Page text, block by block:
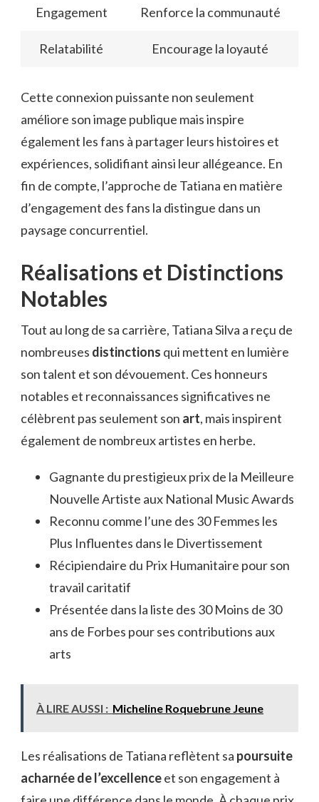
Engagement Renforce la communauté
Relatabilité Encourage la loyauté
Cette connexion puissante non seulement
améliore son image publique mais inspire
également les fans à partager leurs histoires et
expériences, solidifiant ainsi leur allégeance. En
fin de compte, l’approche de Tatiana en matière
d’engagement des fans la distingue dans un
paysage concurrentiel.
Réalisations et Distinctions
Notables
Tout au long de sa carrière, Tatiana Silva a reçu de
nombreuses distinctions qui mettent en lumière
son talent et son dévouement. Ces honneurs
notables et reconnaissances significatives ne
célèbrent pas seulement son art, mais inspirent
également de nombreux artistes en herbe.
Gagnante du prestigieux prix de la Meilleure
Nouvelle Artiste aux National Music Awards
Reconnu comme l’une des 30 Femmes les
Plus Influentes dans le Divertissement
Récipiendaire du Prix Humanitaire pour son
travail caritatif
Présentée dans la liste des 30 Moins de 30
ans de Forbes pour ses contributions aux
arts
À LIRE AUSSI : Micheline Roquebrune Jeune
Les réalisations de Tatiana reflètent sa poursuite
acharnée de l’excellenceet son engagement à